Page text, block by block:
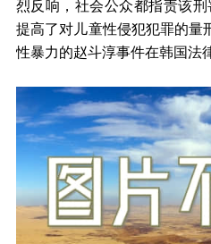
烈反响，社会公众都指责该
提高了对儿童性侵犯犯罪的
性暴力的赵斗淳事件在韩国法